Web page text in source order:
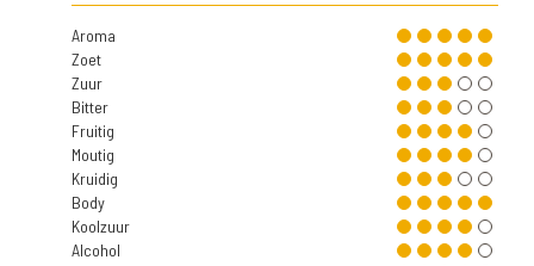
Aroma
Zoet
Zuur
Bitter
Fruitig
Moutig
Kruidig
Body
Koolzuur
Alcohol